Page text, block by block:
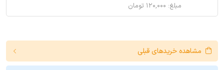
مبلغ: ۱۲۰,۰۰۰ تومان
مشاهده خریدهای قبلی